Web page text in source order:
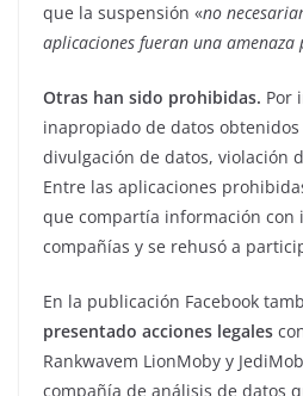
que la suspensión «no
aplicaciones fueran una amenaza
Otras han sido prohibidas. Por
inapropiado de datos obtenidos
divulgación de datos, violación
Entre las aplicaciones
que compartía información con
compañías y se rehusó a
En la publicación Facebook
presentado acciones legales
Rankwavem LionMoby y
compañía de análisis de datos